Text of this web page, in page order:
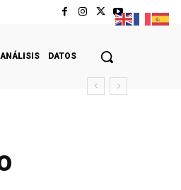
ANÁLISIS DATOS